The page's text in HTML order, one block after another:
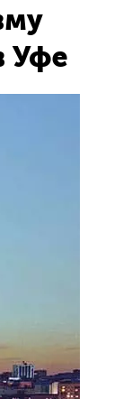
Уфе